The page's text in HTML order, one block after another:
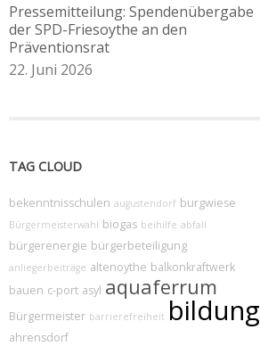
Pressemitteilung: Spendenübergabe
der SPD-Friesoythe an den
Präventionsrat
22. Juni 2026
TAG CLOUD
bekenntnisschulen augustendorf burgwiese
Bürgermeisterwahl biogas beihilfe abfall
bürgerenergie bürgerbeteiligung
anliegerbeiträge altenoythe balkonkraftwerk
bauen c-port asyl aquaferrum
Bürgermeister barrierefreiheit bildung
ahrensdorf